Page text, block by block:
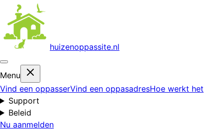
huizenoppassite.nl
Menu
Vind een oppasserVind een oppasadresHoe werkt het
Support
Beleid
Nu aanmelden